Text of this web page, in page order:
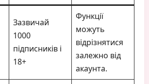
Зазвичай
1000
підписників і
18+
Функції
можуть
відрізнятися
залежно від
акаунта.